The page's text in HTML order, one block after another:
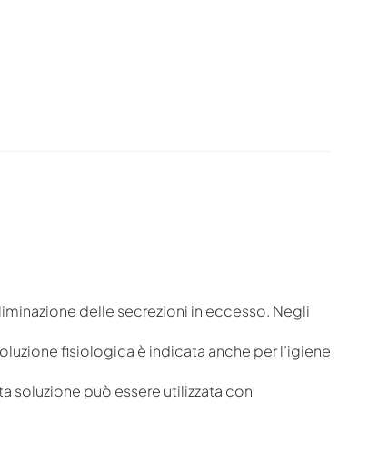
delle secrezioni in eccesso. Negli
fisiologica è indicata anche per l’igiene
soluzione può essere utilizzata con